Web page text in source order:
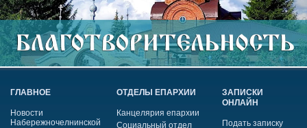
ГЛАВНОЕ
Новости
Набережночелнинской
ОТДЕЛЫ ЕПАРХИИ
Канцелярия епархии
Социальный отдел
ЗАПИСКИ
ОНЛАЙН
Подать записку